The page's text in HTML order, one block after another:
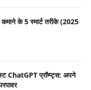
के 5 स्मार्ट तरीके (2025
ChatGPT प्रॉम्प्ट्स: अपने